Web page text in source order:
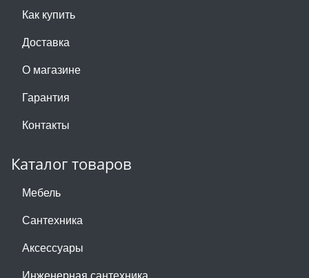
Как купить
Доставка
О магазине
Гарантия
Контакты
Каталог товаров
Мебель
Сантехника
Аксессуары
Инженерная сантехника